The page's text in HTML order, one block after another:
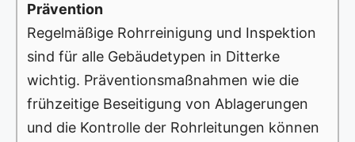
Prävention
Regelmäßige Rohrreinigung und Inspektion
sind für alle Gebäudetypen in Ditterke
wichtig. Präventionsmaßnahmen wie die
frühzeitige Beseitigung von Ablagerungen
und die Kontrolle der Rohrleitungen können